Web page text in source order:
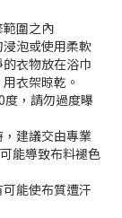
圍之內
泡或使用柔軟
衣物放在浴巾
衣架晾乾。
，請勿過度曝
建議交由專業
能導致布料褪色
能使布質遭汗